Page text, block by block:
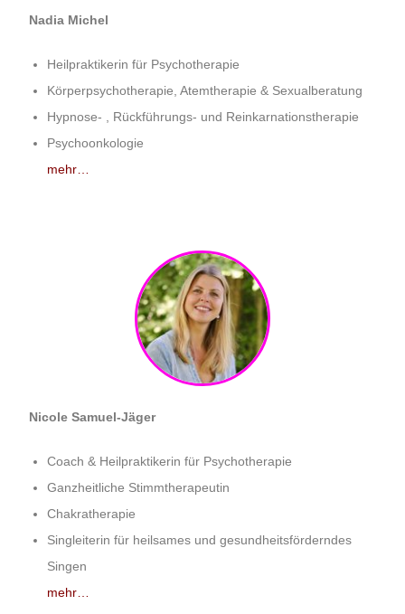
Nadia Michel
Heilpraktikerin für Psychotherapie
Körperpsychotherapie, Atemtherapie & Sexualberatung
Hypnose- , Rückführungs- und Reinkarnationstherapie
Psychoonkologie
mehr…
Nicole Samuel-Jäger
Coach & Heilpraktikerin für Psychotherapie
Ganzheitliche Stimmtherapeutin
Chakratherapie
Singleiterin für heilsames und gesundheitsförderndes
Singen
mehr…